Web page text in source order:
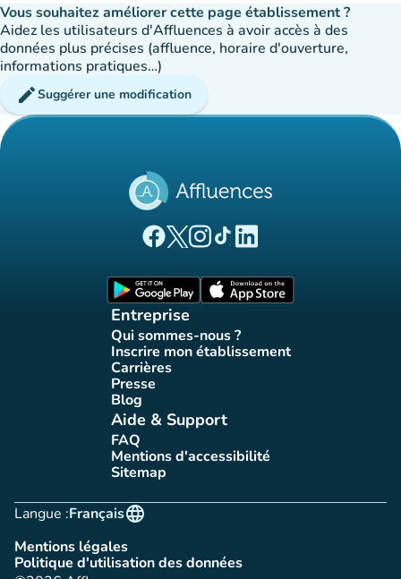
Vous souhaitez améliorer cette page établissement ?
Aidez les utilisateurs d'Affluences à avoir accès à des
données plus précises (affluence, horaire d'ouverture,
informations pratiques…)
editSuggérer une modification
(nouvel onglet)
(nouvel onglet)
(nouvel onglet)
(nouvel onglet)
(nouvel onglet)
Entreprise
Qui sommes-nous ?
(nouvel onglet)
Inscrire mon établissement
(nouvel onglet)
Carrières(nouvel onglet)
Presse(nouvel onglet)
Blog(nouvel onglet)
Aide & Support
FAQ(nouvel onglet)
Mentions d'accessibilité
(nouvel onglet)
Sitemap(nouvel onglet)
Langue :
language
Français
Mentions légales
(nouvel onglet)
Politique d'utilisation des données
(nouvel onglet)